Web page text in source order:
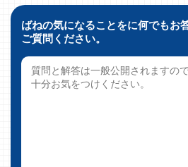
ばねの気になることをに何でもお
ご質問ください。